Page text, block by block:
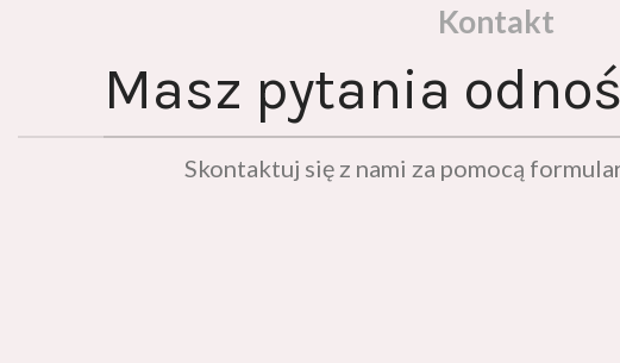
Kontakt
Masz pytania
Skontaktuj się z nami za pomocą